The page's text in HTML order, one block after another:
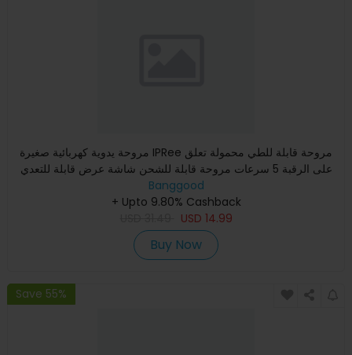
مروحة يدوية كهربائية صغيرة IPRee مروحة قابلة للطي محمولة تعلق
على الرقبة 5 سرعات مروحة قابلة للشحن شاشة عرض قابلة للتعدي
Banggood
+ Upto 9.80% Cashback
USD 14.99
Buy Now
Save 55%